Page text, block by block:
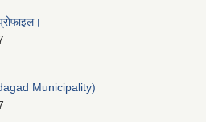
Municipality)